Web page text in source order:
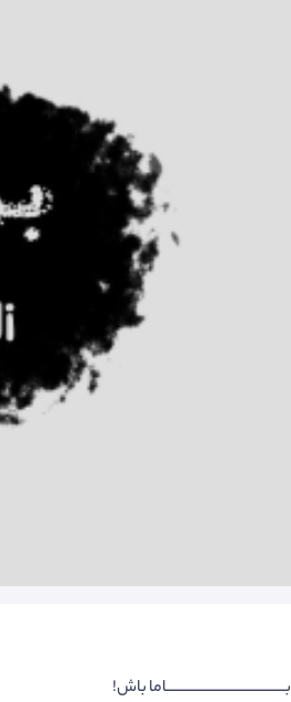
بــــــــــــــــــــــــــــــــــــاما باش!